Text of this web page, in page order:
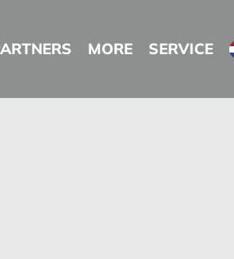
MORE SERVICE